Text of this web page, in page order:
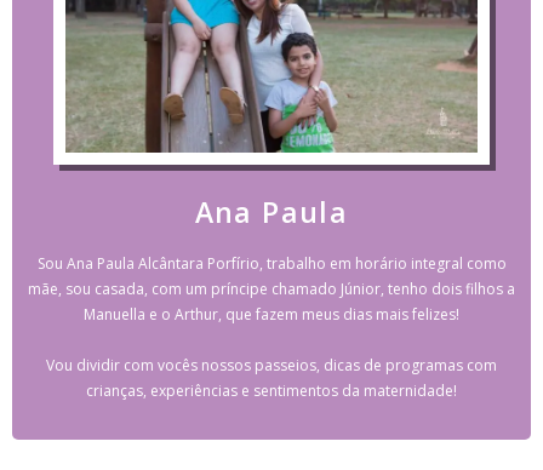
Ana Paula
Sou Ana Paula Alcântara Porfírio, trabalho em horário integral como
mãe, sou casada, com um príncipe chamado Júnior, tenho dois filhos a
Manuella e o Arthur, que fazem meus dias mais felizes!
Vou dividir com vocês nossos passeios, dicas de programas com
crianças, experiências e sentimentos da maternidade!